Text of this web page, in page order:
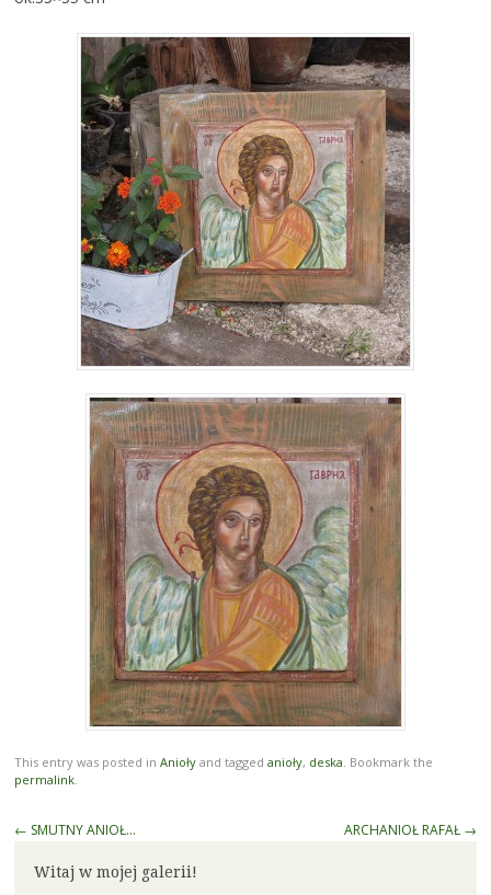
This entry was posted in Aniołyand tagged anioły, deska . Bookmark the
permalink.
Post
← SMUTNY ANIOŁ… ARCHANIOŁ RAFAŁ →
Witaj w mojej galerii!